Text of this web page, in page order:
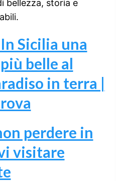
bellezza, storia e
Sicilia una
belle al
in terra |
perdere in
visitare